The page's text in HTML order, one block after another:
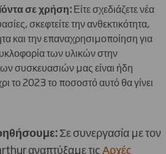
σε χρήση:Είτε σχεδιάζετε νέα
σκεφτείτε την ανθεκτικότητα,
και την επαναχρησιμοποίηση για
των υλικών στην
συσκευασιών μας είναι ήδη
το 2023 το ποσοστό αυτό θα γίνει
Σε συνεργασία με τον
αναπτύξαμε τιςΑρχές